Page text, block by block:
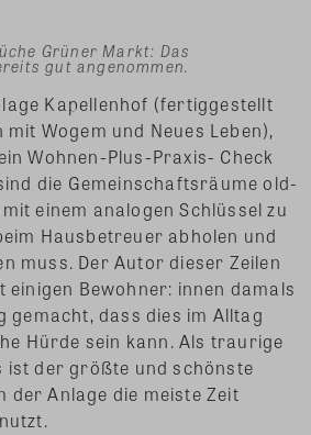
Grüner Markt: Das
gut angenommen.
Kapellenhof (fertiggestellt
Wogem und Neues Leben),
Wohnen-Plus-Praxis- Check
die Gemeinschaftsräume old-
einem analogen Schlüssel zu
Hausbetreuer abholen und
muss. Der Autor dieser Zeilen
einigen Bewohner: innen damals
gemacht, dass dies im Alltag
Hürde sein kann. Als traurige
ist der größte und schönste
der Anlage die meiste Zeit